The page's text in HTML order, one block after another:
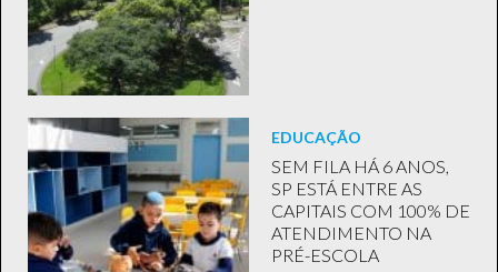
EDUCAÇÃO
SEM FILA HÁ 6 ANOS,
SP ESTÁ ENTRE AS
CAPITAIS COM 100% DE
ATENDIMENTO NA
PRÉ-ESCOLA